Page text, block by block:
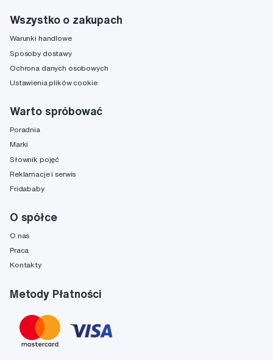
Wszystko o zakupach
Warunki handlowe
Sposoby dostawy
Ochrona danych osobowych
Ustawienia plików cookie
Warto spróbować
Poradnia
Marki
Słownik pojęć
Reklamacje i serwis
Fridababy
O spółce
O nas
Praca
Kontakty
Metody Płatności